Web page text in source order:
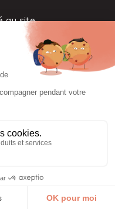
au site
Mentions légales
Cookies